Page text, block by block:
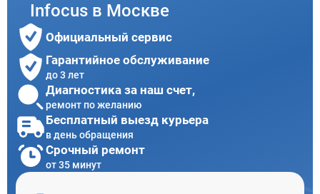
Infocus в Москве
Официальный сервис
Гарантийное обслуживание
до 3 лет
Диагностика за наш счет,
ремонт по желанию
Бесплатный выезд курьера
в день обращения
Срочный ремонт
от 35 минут